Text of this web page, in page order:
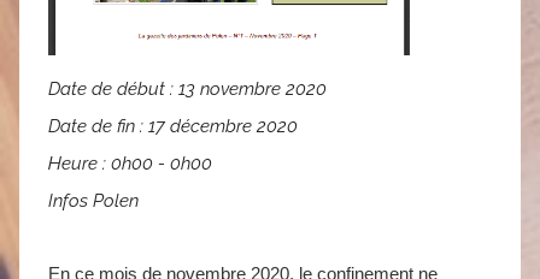
Date de début : 13 novembre 2020
Date de fin : 17 décembre 2020
Heure : 0h00 - 0h00
Infos Polen
En ce mois de novembre 2020, le confinement ne